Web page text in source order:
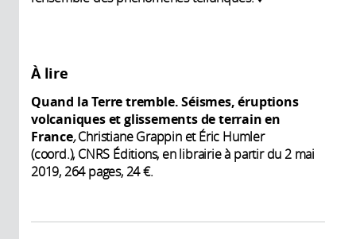
À lire
Quand la Terre tremble. Séismes, éruptions
volcaniques et glissements de terrain en
France,Christiane Grappin et Éric Humler
(coord.), CNRS Éditions, en librairie à partir du 2 mai
2019, 264 pages, 24 €.